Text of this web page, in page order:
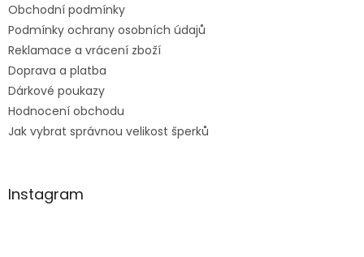
Obchodní podmínky
Podmínky ochrany osobních údajů
Reklamace a vrácení zboží
Doprava a platba
Dárkové poukazy
Hodnocení obchodu
Jak vybrat správnou velikost šperků
Instagram